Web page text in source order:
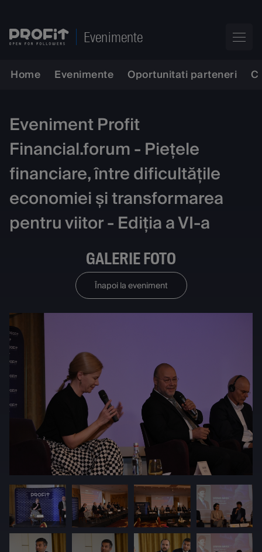
Evenimente
Home Evenimente Oportunitati parteneri
Eveniment Profit
Financial.forum - Piețele
financiare, între dificultățile
economiei și transformarea
pentru viitor - Ediția a VI-a
GALERIE FOTO
Înapoi la eveniment